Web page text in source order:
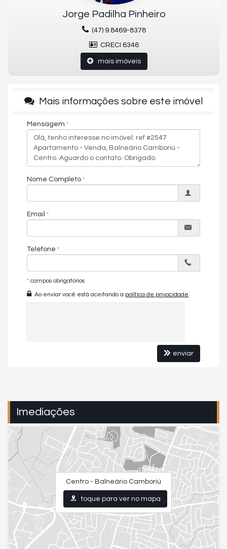
Câmera de segurança e Portaria 24 horas
Condomínio R$ 966,55/mêsJorge Padilha Pinheiro
(47) 9.8469-8378
CRECI 6346
mais imóveis
Mais informações sobre este imóvel
Mensagem
Nome Completo
Email
Telefone
* campos obrigatórios
Ao enviar você está aceitando a política de privacidade
enviar
Imediações
Centro - Balneário Camboriú
toque para ver no mapa